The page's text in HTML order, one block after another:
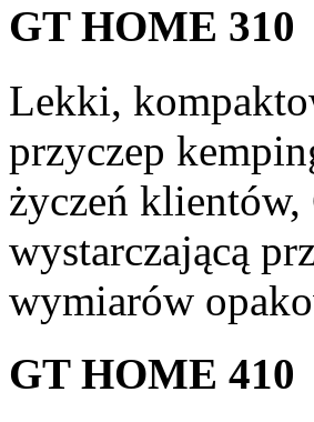
GT HOME 310
Lekki,
przyczep
życzeń
wystarczającą
wymiarów
GT HOME 410